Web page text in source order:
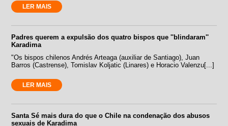
LER MAIS
Padres querem a expulsão dos quatro bispos que ''blindaram''
Karadima
"Os bispos chilenos Andrés Arteaga (auxiliar de Santiago), Juan
Barros (Castrense), Tomislav Koljatic (Linares) e Horacio Valenzu[...]
LER MAIS
Santa Sé mais dura do que o Chile na condenação dos abusos
sexuais de Karadima